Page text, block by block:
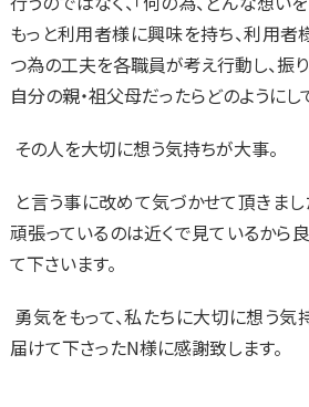
もっと利用者様に興味を持ち、利用者
つ為の工夫を各職員が考え行動し、振
自分の親・祖父母だったらどのように
その人を大切に想う気持ちが大事。
と言う事に改めて気づかせて頂きまし
頑張っているのは近くで見ているから良
て下さいます。
勇気をもって、私たちに大切に想う
届けて下さったN様に感謝致します。